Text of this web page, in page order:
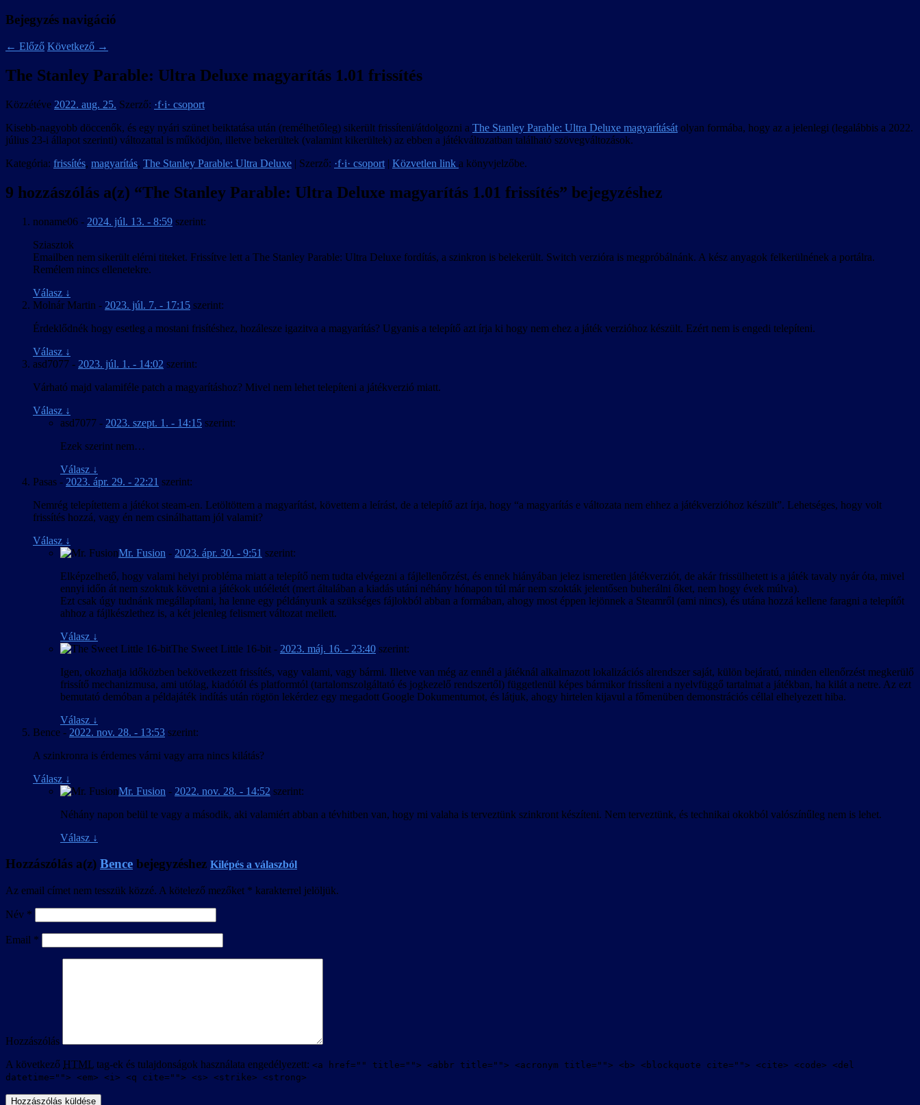
Bejegyzés navigáció
← Előző Következő →
The Stanley Parable: Ultra Deluxe magyarítás 1.01 frissítés
Közzétéve 2022. aug. 25. Szerző: ·f·i· csoport
Kisebb-nagyobb döccenők, és egy nyári szünet beiktatása után (remélhetőleg) sikerült frissíteni/átdolgozni a The Stanley Parable: Ultra Deluxe magyarítását olyan formába, hogy az a jelenlegi (legalábbis a 2022.
július 23-i állapot szerinti) változattal is működjön, illetve bekerültek (valamint kikerültek) az ebben a játékváltozatban található szövegváltozások.
Kategória: frissítés, magyarítás, The Stanley Parable: Ultra Deluxe | Szerző: ·f·i· csoport | Közvetlen link a könyvjelzőbe.
9 hozzászólás a(z) “The Stanley Parable: Ultra Deluxe magyarítás 1.01 frissítés” bejegyzéshez
noname06 - 2024. júl. 13. - 8:59 szerint:
Sziasztok
Emailben nem sikerült elérni titeket. Frissítve lett a The Stanley Parable: Ultra Deluxe fordítás, a szinkron is belekerült. Switch verzióra is megpróbálnánk. A kész anyagok felkerülnének a portálra.
Remélem nincs ellenetekre.
Válasz ↓
Molnár Martin - 2023. júl. 7. - 17:15 szerint:
Érdeklődnék hogy esetleg a mostani frisítéshez, hozálesze igazitva a magyarítás? Ugyanis a telepítő azt írja ki hogy nem ehez a játék verzióhoz készült. Ezért nem is engedi telepíteni.
Válasz ↓
asd7077 - 2023. júl. 1. - 14:02 szerint:
Várható majd valamiféle patch a magyarításhoz? Mivel nem lehet telepíteni a játékverzió miatt.
Válasz ↓
asd7077 - 2023. szept. 1. - 14:15 szerint:
Ezek szerint nem…
Válasz ↓
Pasas - 2023. ápr. 29. - 22:21 szerint:
Nemrég telepítettem a játékot steam-en. Letöltöttem a magyarítást, követtem a leírást, de a telepítő azt írja, hogy “a magyarítás e változata nem ehhez a játékverzióhoz készült”. Lehetséges, hogy volt
frissítés hozzá, vagy én nem csinálhattam jól valamit?
Válasz ↓
Mr. Fusion - 2023. ápr. 30. - 9:51 szerint:
Elképzelhető, hogy valami helyi probléma miatt a telepítő nem tudta elvégezni a fájlellenőrzést, és ennek hiányában jelez ismeretlen játékverziót, de akár frissülhetett is a játék tavaly nyár óta, mivel
ennyi időn át nem szoktuk követni a játékok utóéletét (mert általában a kiadás utáni néhány hónapon túl már nem szokták jelentősen buherálni őket, nem hogy évek múlva).
Ezt csak úgy tudnánk megállapítani, ha lenne egy példányunk a szükséges fájlokból abban a formában, ahogy most éppen lejönnek a Steamről (ami nincs), és utána hozzá kellene faragni a telepítőt
ahhoz a fájlkészlethez is, a két jelenleg felismert változat mellett.
Válasz ↓
The Sweet Little 16-bit - 2023. máj. 16. - 23:40 szerint:
Igen, okozhatja időközben bekövetkezett frissítés, vagy valami, vagy bármi. Illetve van még az ennél a játéknál alkalmazott lokalizációs alrendszer saját, külön bejáratú, minden ellenőrzést megkerülő
frissítő mechanizmusa, ami utólag, kiadótól és platformtól (tartalomszolgáltató és jogkezelő rendszertől) függetlenül képes bármikor frissíteni a nyelvfüggő tartalmat a játékban, ha kilát a netre. Az ezt
bemutató demóban a példajáték indítás után rögtön lekérdez egy megadott Google Dokumentumot, és látjuk, ahogy hirtelen kijavul a főmenüben demonstrációs céllal elhelyezett hiba.
Válasz ↓
Bence - 2022. nov. 28. - 13:53 szerint:
A szinkronra is érdemes várni vagy arra nincs kilátás?
Válasz ↓
Mr. Fusion - 2022. nov. 28. - 14:52 szerint:
Néhány napon belül te vagy a második, aki valamiért abban a tévhitben van, hogy mi valaha is terveztünk szinkront készíteni. Nem terveztünk, és technikai okokból valószínűleg nem is lehet.
Válasz ↓
Hozzászólás a(z) Bence bejegyzéshez Kilépés a válaszból
Az email címet nem tesszük közzé. A kötelező mezőket * karakterrel jelöljük.
Név *
Email *
Hozzászólás
A következő HTML tag-ek és tulajdonságok használata engedélyezett: <a href="" title=""> <abbr title=""> <acronym title=""> <b> <blockquote cite=""> <cite> <code> <del
datetime=""> <em> <i> <q cite=""> <s> <strike> <strong>